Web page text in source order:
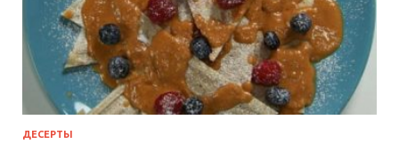
ДЕСЕРТЫ